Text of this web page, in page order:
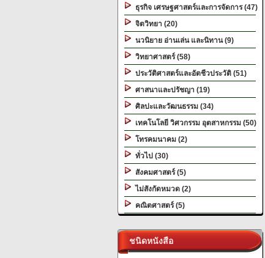
ธุรกิจ เศรษฐศาสตร์และการจัดการ (47)
จิตวิทยา (20)
นวนิยาย อ่านเล่น และนิทาน (9)
วิทยาศาสตร์ (58)
ประวัติศาสตร์และอัตชีวประวัติ (51)
ศาสนาและปรัชญา (19)
ศิลปะและวัฒนธรรม (34)
เทคโนโลยี วิศวกรรม อุตสาหกรรม (50)
โทรคมนาคม (2)
ทั่วไป (30)
สังคมศาสตร์ (5)
ไม่สังกัดหมวด (2)
คณิตศาสตร์ (5)
ชนิดหนังสือ